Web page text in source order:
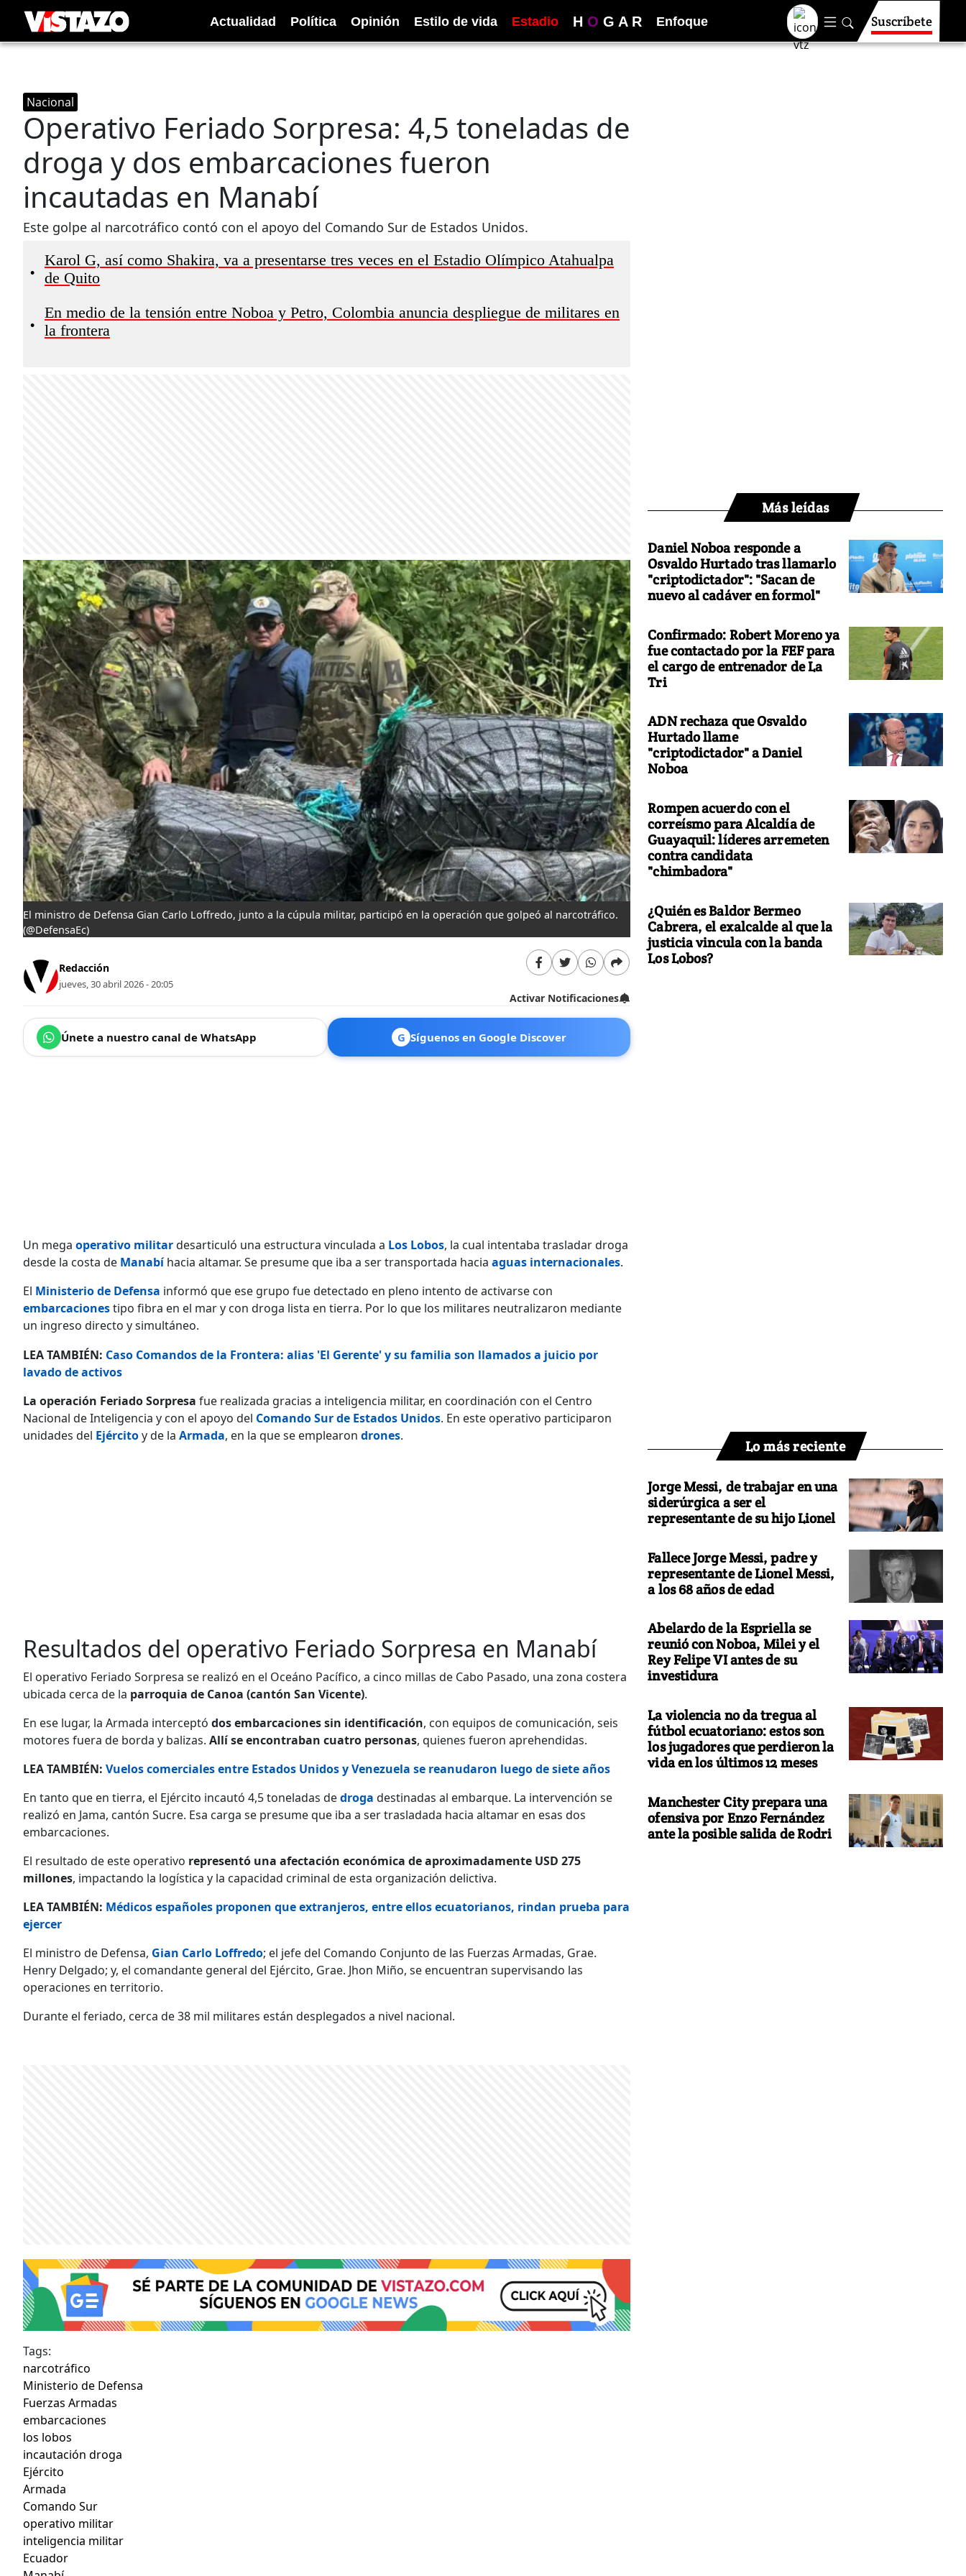
Actualidad Política Opinión Estilo de vida Estadio H O G A R Enfoque Suscríbete
Nacional
Operativo Feriado Sorpresa: 4,5 toneladas de
droga y dos embarcaciones fueron
incautadas en Manabí
Este golpe al narcotráfico contó con el apoyo del Comando Sur de Estados Unidos.
•
Karol G, así como Shakira, va a presentarse tres veces en el Estadio Olímpico Atahualpa
de Quito
•
En medio de la tensión entre Noboa y Petro, Colombia anuncia despliegue de militares en
la frontera
El ministro de Defensa Gian Carlo Loffredo, junto a la cúpula militar, participó en la operación que golpeó al narcotráfico.
(@DefensaEc)
Redacción
jueves, 30 abril 2026 - 20:05
Activar Notificaciones
Únete a nuestro canal de WhatsApp G Síguenos en Google Discover
Un mega operativo militardesarticuló una estructura vinculada a Los Lobos, la cual intentaba trasladar droga
desde la costa de Manabíhacia altamar. Se presume que iba a ser transportada hacia aguas internacionales.
El Ministerio de Defensa informó que ese grupo fue detectado en pleno intento de activarse con
embarcacionestipo fibra en el mar y con droga lista en tierra. Por lo que los militares neutralizaron mediante
un ingreso directo y simultáneo.
LEA TAMBIÉN: Caso Comandos de la Frontera: alias 'El Gerente' y su familia son llamados a juicio por
lavado de activos
La operación Feriado Sorpresa fue realizada gracias a inteligencia militar, en coordinación con el Centro
Nacional de Inteligencia y con el apoyo del Comando Sur de Estados Unidos. En este operativo participaron
unidades del Ejércitoy de la Armada, en la que se emplearon drones.
Resultados del operativo Feriado Sorpresa en Manabí
El operativo Feriado Sorpresa se realizó en el Oceáno Pacífico, a cinco millas de Cabo Pasado, una zona costera
ubicada cerca de la parroquia de Canoa (cantón San Vicente).
En ese lugar, la Armada interceptó dos embarcaciones sin identificación, con equipos de comunicación, seis
motores fuera de borda y balizas. Allí se encontraban cuatro personas, quienes fueron aprehendidas.
LEA TAMBIÉN: Vuelos comerciales entre Estados Unidos y Venezuela se reanudaron luego de siete años
En tanto que en tierra, el Ejército incautó 4,5 toneladas dedroga destinadas al embarque. La intervención se
realizó en Jama, cantón Sucre. Esa carga se presume que iba a ser trasladada hacia altamar en esas dos
embarcaciones.
El resultado de este operativo representó una afectación económica de aproximadamente USD 275
millones, impactando la logística y la capacidad criminal de esta organización delictiva.
LEA TAMBIÉN: Médicos españoles proponen que extranjeros, entre ellos ecuatorianos, rindan prueba para
ejercer
El ministro de Defensa, Gian Carlo Loffredo; el jefe del Comando Conjunto de las Fuerzas Armadas, Grae.
Henry Delgado; y, el comandante general del Ejército, Grae. Jhon Miño, se encuentran supervisando las
operaciones en territorio.
Durante el feriado, cerca de 38 mil militares están desplegados a nivel nacional.
Tags:
narcotráfico
Ministerio de Defensa
Fuerzas Armadas
embarcaciones
los lobos
incautación droga
Ejército
Armada
Comando Sur
operativo militar
inteligencia militar
Ecuador
Más leídas
Daniel Noboa responde a
Osvaldo Hurtado tras llamarlo
"criptodictador": "Sacan de
nuevo al cadáver en formol"
Confirmado: Robert Moreno ya
fue contactado por la FEF para
el cargo de entrenador de La
Tri
ADN rechaza que Osvaldo
Hurtado llame
"criptodictador" a Daniel
Noboa
Rompen acuerdo con el
correísmo para Alcaldía de
Guayaquil: líderes arremeten
contra candidata
"chimbadora"
¿Quién es Baldor Bermeo
Cabrera, el exalcalde al que la
justicia vincula con la banda
Los Lobos?
Lo más reciente
Jorge Messi, de trabajar en una
siderúrgica a ser el
representante de su hijo Lionel
Fallece Jorge Messi, padre y
representante de Lionel Messi,
a los 68 años de edad
Abelardo de la Espriella se
reunió con Noboa, Milei y el
Rey Felipe VI antes de su
investidura
La violencia no da tregua al
fútbol ecuatoriano: estos son
los jugadores que perdieron la
vida en los últimos 12 meses
Manchester City prepara una
ofensiva por Enzo Fernández
ante la posible salida de Rodri